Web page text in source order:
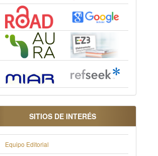
SITIOS DE INTERÉS
Equipo Editorial